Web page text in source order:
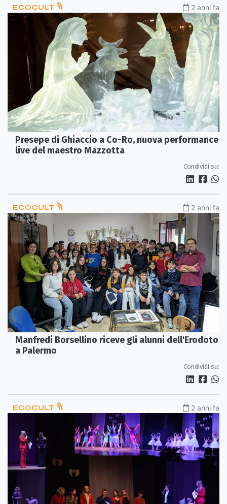
ECOCULT 2 anni fa
Presepe di Ghiaccio a Co-Ro, nuova performance
live del maestro Mazzotta
Condividi su:
ECOCULT 2 anni fa
Manfredi Borsellino riceve gli alunni dell'Erodoto
a Palermo
Condividi su:
ECOCULT 2 anni fa